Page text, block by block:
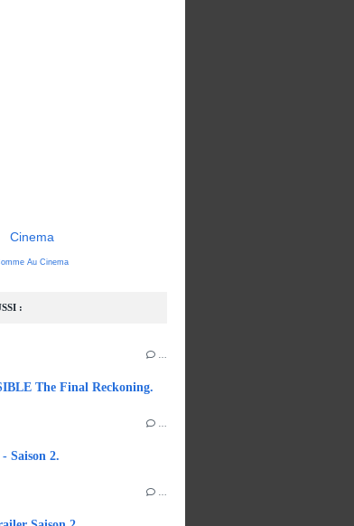
:
The Final Reckoning.
Saison 2.
Cinema
Au Cinema